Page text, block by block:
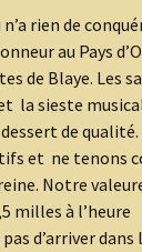
rien de
au Pays
de Blaye. Les
la sieste
de
et ne tenons
Notre
milles à l’heure
d’arriver dans